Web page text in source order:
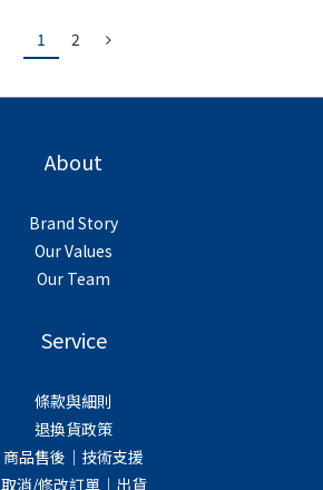
1 2
About
Brand Story
Our Values
Our Team
Service
條款與細則
退換貨政策
商品售後｜技術支援
取消/修改訂單｜出貨